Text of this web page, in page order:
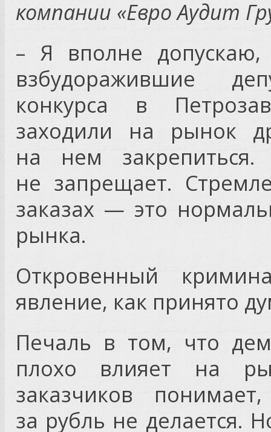
компании «Евро Аудит
– Я вполне
взбудоражившие
конкурса в
заходили на рынок
на нем закрепиться.
не запрещает.
заказах — это
рынка.
Откровенный
явление, как принято
Печаль в том, что
плохо влияет на
заказчиков
за рубль не делается.